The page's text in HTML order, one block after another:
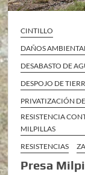
CINTILLO
DAÑOS
DESABASTO DE
DESPOJO DE
PRIVATIZACIÓN
RESISTENCIA
MILPILLAS
RESISTENCIAS
Presa